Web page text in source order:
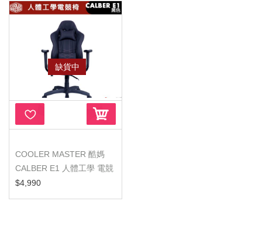
缺貨中
COOLER MASTER 酷媽
CALBER E1 人體工學 電競
椅 酷碼紫...
$4,990